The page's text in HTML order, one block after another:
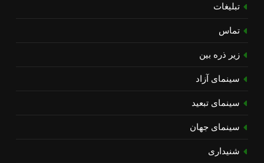
تبلیغات
تماس
زیر ذره بین
سینمای آزاد
سینمای تبعید
سینمای جهان
شنیداری